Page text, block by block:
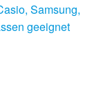
Samsung,
geeignet